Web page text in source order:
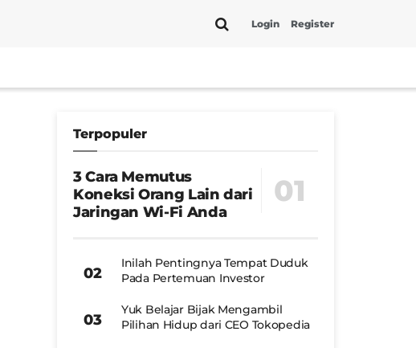
Login Register
Terpopuler
3 Cara Memutus
Koneksi Orang Lain dari
Jaringan Wi-Fi Anda
Inilah Pentingnya Tempat Duduk
Pada Pertemuan Investor
Yuk Belajar Bijak Mengambil
Pilihan Hidup dari CEO Tokopedia